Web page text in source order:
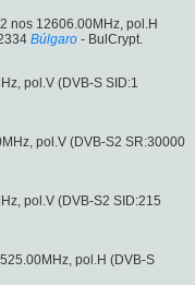
nos 12606.00MHz, pol.H
Búlgaro - BulCrypt.
pol.V (DVB-S SID:1
pol.V (DVB-S2 SR:30000
pol.V (DVB-S2 SID:215
pol.H (DVB-S